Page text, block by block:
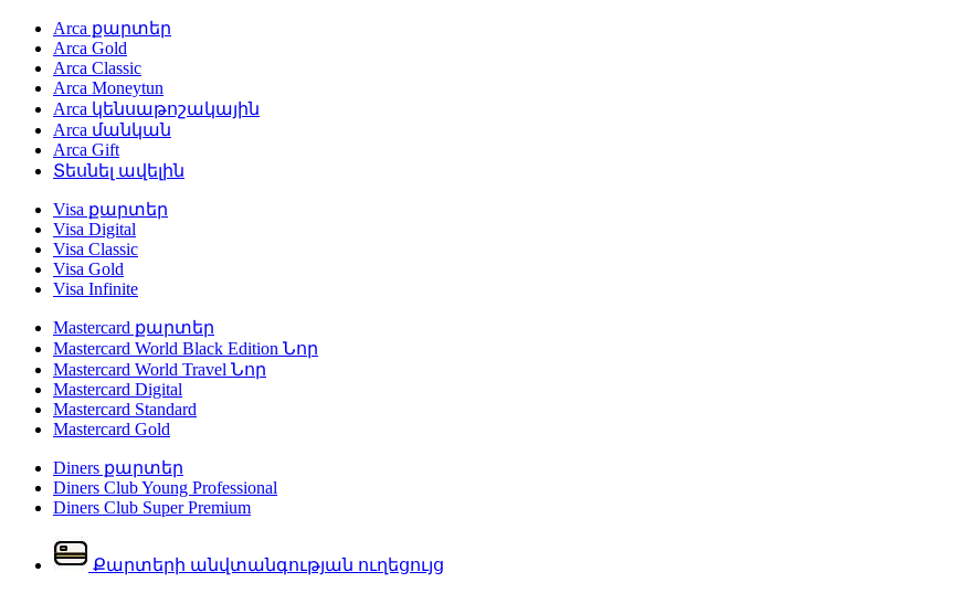
Arca քարտեր
Arca Gold
Arca Classic
Arca Moneytun
Arca կենսաթոշակային
Arca մանկան
Arca Gift
Տեսնել ավելին
Visa քարտեր
Visa Digital
Visa Classic
Visa Gold
Visa Infinite
Mastercard քարտեր
Mastercard World Black Edition Նոր
Mastercard World Travel Նոր
Mastercard Digital
Mastercard Standard
Mastercard Gold
Diners քարտեր
Diners Club Young Professional
Diners Club Super Premium
Քարտերի անվտանգության ուղեցույց